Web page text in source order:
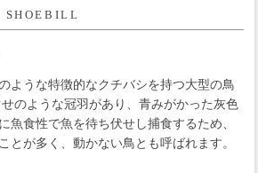
SHOEBILL
ような特徴的なクチバシを持つ大型の鳥
のような冠羽があり、青みがかった灰色
魚食性で魚を待ち伏せし捕食するため、
とが多く、動かない鳥とも呼ばれます。